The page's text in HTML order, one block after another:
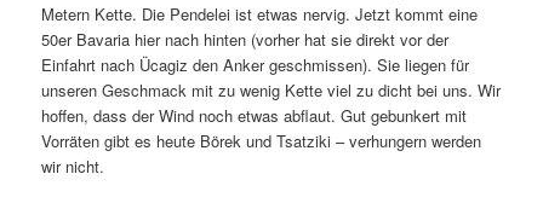
Metern Kette. Die Pendelei ist etwas nervig. Jetzt kommt eine
50er Bavaria hier nach hinten (vorher hat sie direkt vor der
Einfahrt nach Ücagiz den Anker geschmissen). Sie liegen für
unseren Geschmack mit zu wenig Kette viel zu dicht bei uns. Wir
hoffen, dass der Wind noch etwas abflaut. Gut gebunkert mit
Vorräten gibt es heute Börek und Tsatziki – verhungern werden
wir nicht.